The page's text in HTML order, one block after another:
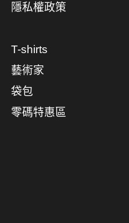
隱私權政策
T-shirts
藝術家
袋包
零碼特惠區